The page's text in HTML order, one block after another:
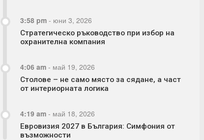
3:58 pm - юни 3, 2026
Стратегическо ръководство при избор на
охранителна компания
4:06 am - май 19, 2026
Столове – не само място за сядане, а част
от интериорната логика
4:19 am - май 18, 2026
Евровизия 2027 в България: Симфония от
възможности